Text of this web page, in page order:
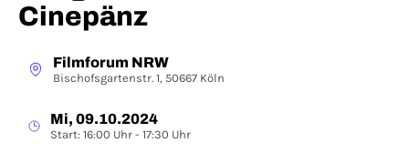
Cinepänz
Filmforum NRW
Bischofsgartenstr. 1, 50667 Köln
Mi, 09.10.2024
Start: 16:00 Uhr - 17:30 Uhr